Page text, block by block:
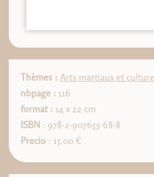
Thèmes : Arts martiaux et
nbpage : 116
format : 14 x 22 cm
ISBN : 978-2-907653-68-8
Precio : 15.00 €